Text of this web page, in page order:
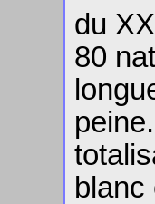
du XX
80